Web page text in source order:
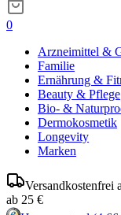
0
Arzneimittel &
Familie
Ernährung &
Beauty & Pflege
Bio- &
Dermokosmetik
Longevity
Marken
Versandkostenfrei
ab 25 €